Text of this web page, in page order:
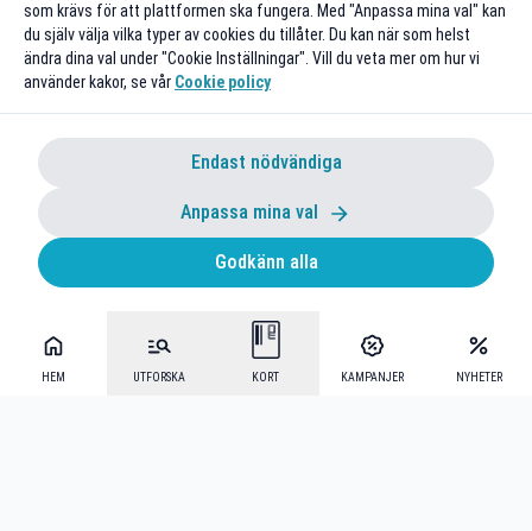
HEM UTFORSKA KORT KAMPANJER NYHETER
som krävs för att plattformen ska fungera. Med "Anpassa mina val" kan
du själv välja vilka typer av cookies du tillåter. Du kan när som helst
ändra dina val under "Cookie Inställningar". Vill du veta mer om hur vi
använder kakor, se vår Cookie policy
Endast nödvändiga
Anpassa mina val
Godkänn alla